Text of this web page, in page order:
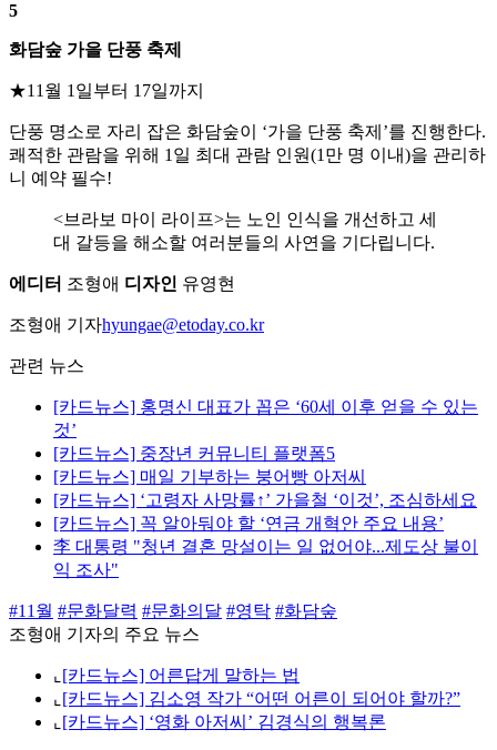
5
화담숲 가을 단풍 축제
★11월 1일부터 17일까지
단풍 명소로 자리 잡은 화담숲이 ‘가을 단풍 축제’를 진행한다.
쾌적한 관람을 위해 1일 최대 관람 인원(1만 명 이내)을 관리하
니 예약 필수!
<브라보 마이 라이프>는 노인 인식을 개선하고 세
대 갈등을 해소할 여러분들의 사연을 기다립니다.
에디터 조형애 디자인 유영현
조형애 기자hyungae@etoday.co.kr
관련 뉴스
[카드뉴스] 홍명신 대표가 꼽은 ‘60세 이후 얻을 수 있는
것’
[카드뉴스] 중장년 커뮤니티 플랫폼5
[카드뉴스] 매일 기부하는 붕어빵 아저씨
[카드뉴스] ‘고령자 사망률↑’ 가을철 ‘이것’, 조심하세요
[카드뉴스] 꼭 알아둬야 할 ‘연금 개혁안 주요 내용’
李 대통령 "청년 결혼 망설이는 일 없어야...제도상 불이
익 조사"
#11월 #문화달력 #문화의달 #영탁 #화담숲
조형애 기자의 주요 뉴스
⌞ [카드뉴스] 어른답게 말하는 법
⌞ [카드뉴스] 김소영 작가 “어떤 어른이 되어야 할까?”
⌞ [카드뉴스] ‘영화 아저씨’ 김경식의 행복론